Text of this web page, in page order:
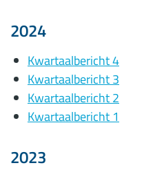
2024
Kwartaalbericht 4
Kwartaalbericht 3
Kwartaalbericht 2
Kwartaalbericht 1
2023